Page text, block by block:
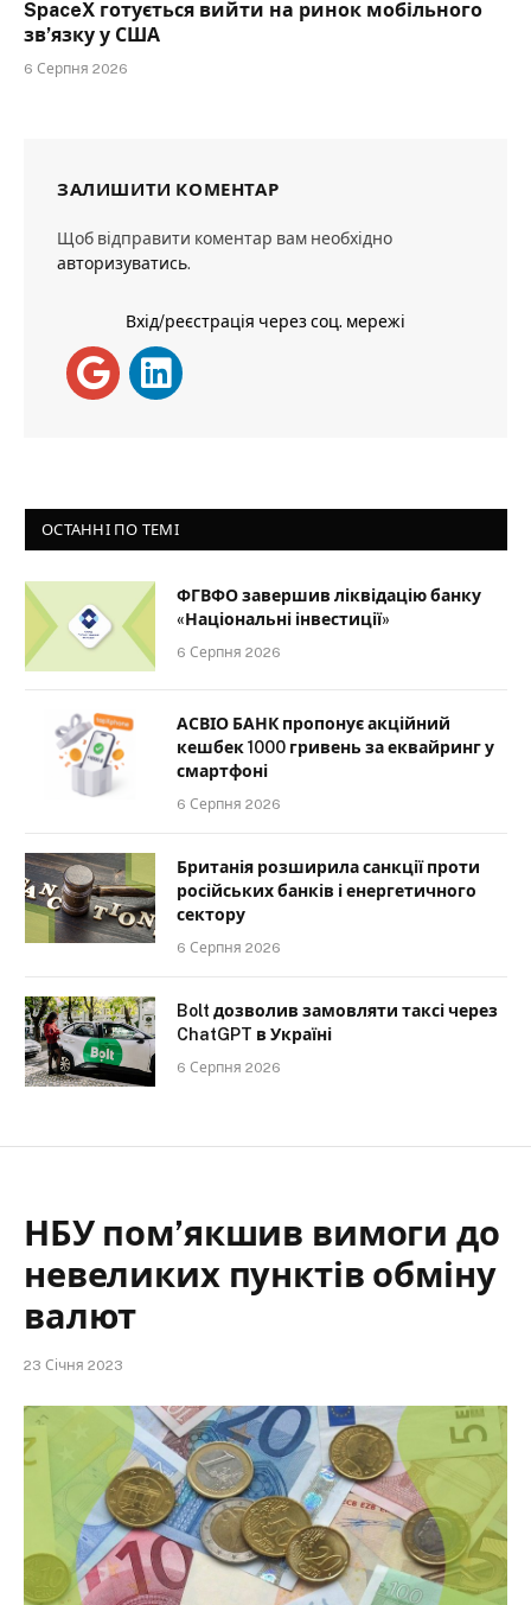
SpaceX готується вийти на ринок мобільного
зв’язку у США
6 Серпня 2026
ЗАЛИШИТИ КОМЕНТАР
Щоб відправити коментар вам необхідно
авторизуватись.
Вхід/реєстрація через соц. мережі
ОСТАННІ ПО ТЕМІ
ФГВФО завершив ліквідацію банку
«Національні інвестиції»
6 Серпня 2026
АСВІО БАНК пропонує акційний
кешбек 1000 гривень за еквайринг у
смартфоні
6 Серпня 2026
Британія розширила санкції проти
російських банків і енергетичного
сектору
6 Серпня 2026
Bolt дозволив замовляти таксі через
ChatGPT в Україні
6 Серпня 2026
НБУ пом’якшив вимоги до
невеликих пунктів обміну
валют
23 Січня 2023